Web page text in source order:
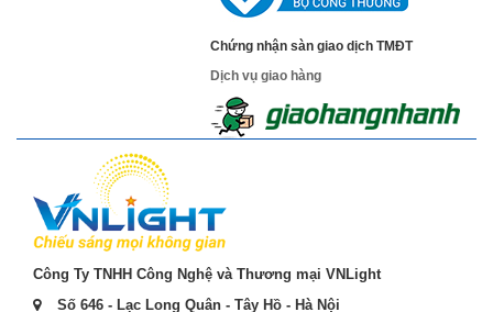
Chứng nhận sàn giao dịch TMĐT
Dịch vụ giao hàng
Công Ty TNHH Công Nghệ và Thương mại VNLight
Số 646 - Lạc Long Quân - Tây Hồ - Hà Nội